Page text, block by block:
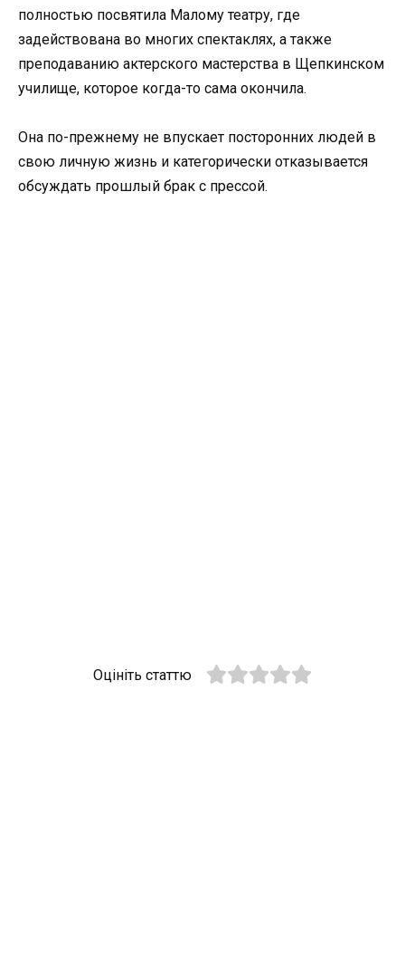
полностью посвятила Малому театру, где
задействована во многих спектаклях, а также
преподаванию актерского мастерства в Щепкинском
училище, которое когда-то сама окончила.
Она по-прежнему не впускает посторонних людей в
свою личную жизнь и категорически отказывается
обсуждать прошлый брак с прессой.
Оцініть статтю